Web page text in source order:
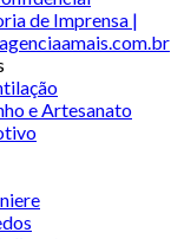
de Imprensa |
e Artesanato